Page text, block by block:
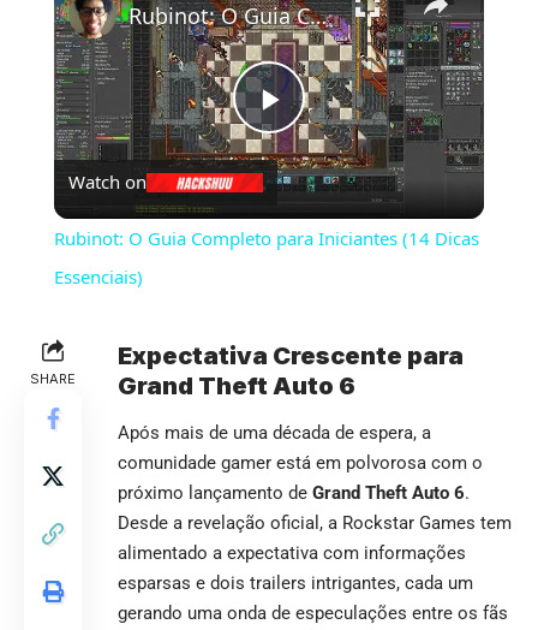
Play
Video
Rubinot: O Guia Completo para Iniciantes (14 Dicas Essenciais)
Watch on
Rubinot: O Guia Completo para Iniciantes (14 Dicas
Essenciais)
SHARE
Expectativa Crescente para
Grand Theft Auto 6
Após mais de uma década de espera, a
comunidade gamer está em polvorosa com o
próximo lançamento de Grand Theft Auto 6.
Desde a revelação oficial, a Rockstar Games tem
alimentado a expectativa com informações
esparsas e dois trailers intrigantes, cada um
gerando uma onda de especulações entre os fãs